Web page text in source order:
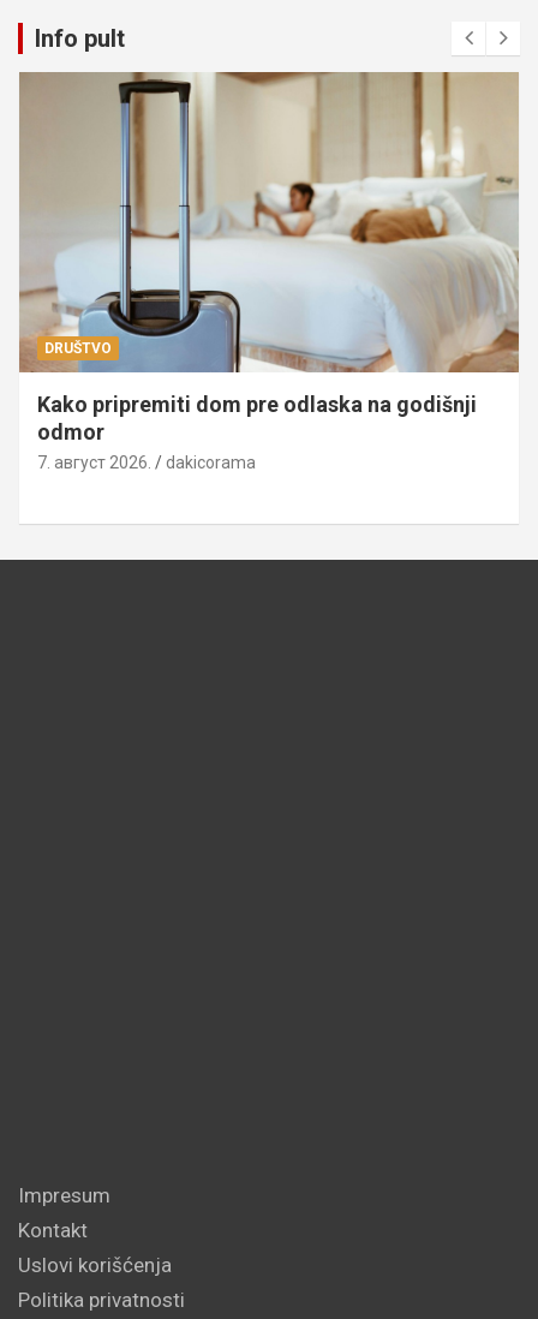
Info pult
DRUŠTVO
Kako pripremiti dom pre odlaska na godišnji
odmor
7. август 2026. dakicorama
Impresum
Kontakt
Uslovi korišćenja
Politika privatnosti